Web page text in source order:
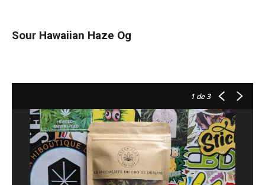
Sour Hawaiian Haze Og
1 de 3